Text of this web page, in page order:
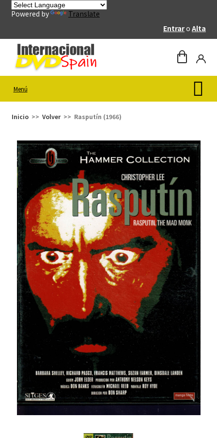
Powered by
Translate
Entraro Alta
Menú
Inicio Volver Rasputín (1966)